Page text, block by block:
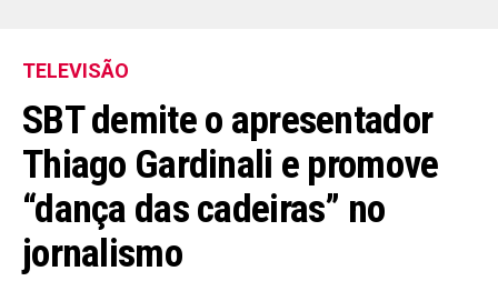
TELEVISÃO
SBT demite o apresentador
Thiago Gardinali e promove
“dança das cadeiras” no
jornalismo